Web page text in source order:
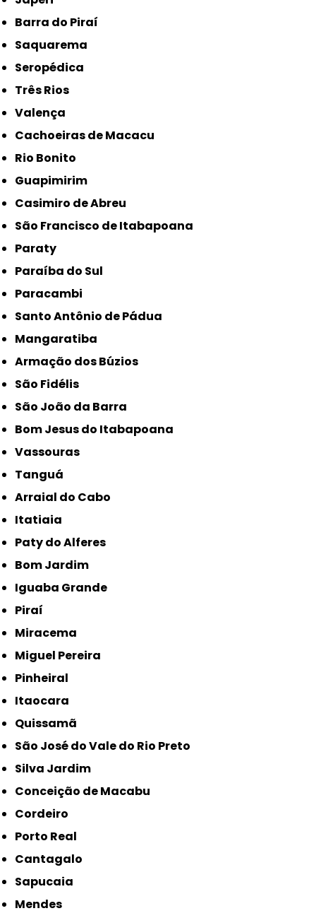
Barra do Piraí
Saquarema
Seropédica
Três Rios
Valença
Cachoeiras de Macacu
Rio Bonito
Guapimirim
Casimiro de Abreu
São Francisco de Itabapoana
Paraty
Paraíba do Sul
Paracambi
Santo Antônio de Pádua
Mangaratiba
Armação dos Búzios
São Fidélis
São João da Barra
Bom Jesus do Itabapoana
Vassouras
Tanguá
Arraial do Cabo
Itatiaia
Paty do Alferes
Bom Jardim
Iguaba Grande
Piraí
Miracema
Miguel Pereira
Pinheiral
Itaocara
Quissamã
São José do Vale do Rio Preto
Silva Jardim
Conceição de Macabu
Cordeiro
Porto Real
Cantagalo
Sapucaia
Mendes